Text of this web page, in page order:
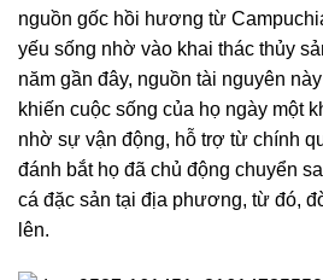
nguồn gốc hồi hương từ
yếu sống nhờ vào khai thác thủy
năm gần đây, nguồn tài nguyên
khiến cuộc sống của họ ngày một
nhờ sự vận động, hỗ trợ từ chính
đánh bắt họ đã chủ động chuyển
cá đặc sản tại địa phương, từ đó,
lên.